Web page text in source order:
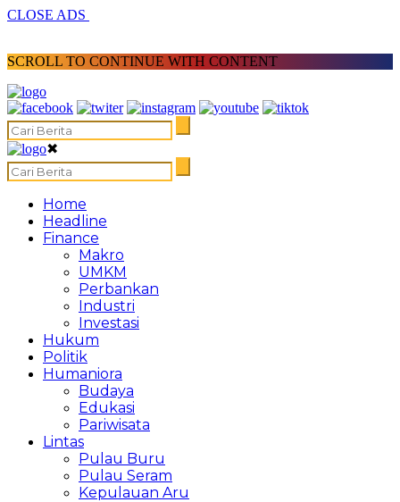
CLOSE ADS
SCROLL TO CONTINUE WITH CONTENT
✖
Home
Headline
Finance
Makro
UMKM
Perbankan
Industri
Investasi
Hukum
Politik
Humaniora
Budaya
Edukasi
Pariwisata
Lintas
Pulau Buru
Pulau Seram
Kepulauan Aru